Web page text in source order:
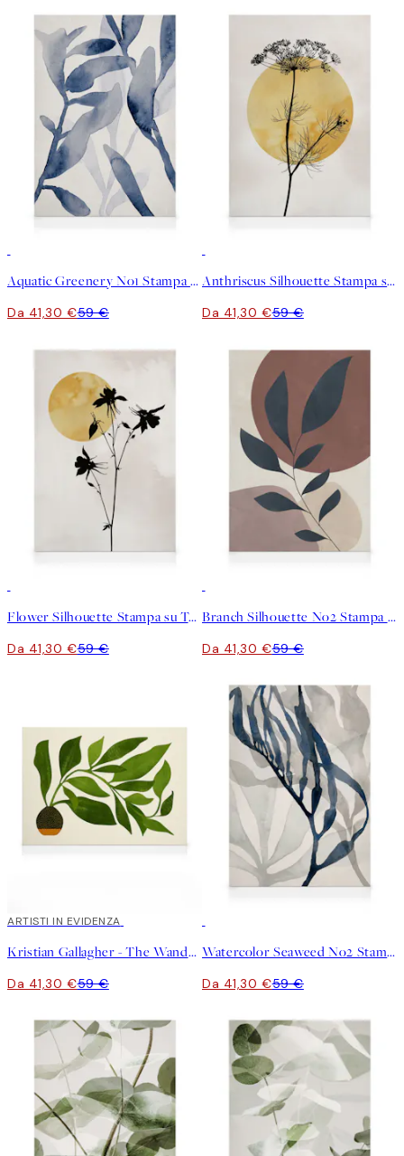
Aquatic Greenery No1 Stampa su Tela
Da 41,30 €59 €
Anthriscus Silhouette Stampa su Tela
Da 41,30 €59 €
Flower Silhouette Stampa su Tela
Da 41,30 €59 €
Branch Silhouette No2 Stampa su Tela
Da 41,30 €59 €
30%*
ARTISTI IN EVIDENZA
Kristian Gallagher - The Wanderer Stampa su Tela
Da 41,30 €59 €
Watercolor Seaweed No2 Stampa su Tela
Da 41,30 €59 €